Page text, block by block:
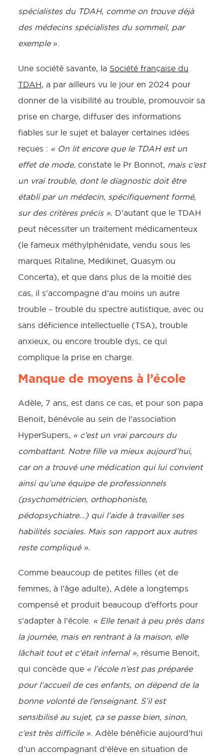
spécialistes du TDAH, comme on trouve déjà
des médecins spécialistes du sommeil, par
exemple ».
Une société savante, la Société française du
TDAH, a par ailleurs vu le jour en 2024 pour
donner de la visibilité au trouble, promouvoir sa
prise en charge, diffuser des informations
fiables sur le sujet et balayer certaines idées
reçues : « On lit encore que le TDAH est un
effet de mode, constate le Pr Bonnot, mais c’est
un vrai trouble, dont le diagnostic doit être
établi par un médecin, spécifiquement formé,
sur des critères précis ». D’autant que le TDAH
peut nécessiter un traitement médicamenteux
(le fameux méthylphénidate, vendu sous les
marques Ritaline, Medikinet, Quasym ou
Concerta), et que dans plus de la moitié des
cas, il s’accompagne d’au moins un autre
trouble – trouble du spectre autistique, avec ou
sans déficience intellectuelle (TSA), trouble
anxieux, ou encore trouble dys, ce qui
complique la prise en charge.
Manque de moyens à l’école
Adèle, 7 ans, est dans ce cas, et pour son papa
Benoit, bénévole au sein de l’association
HyperSupers, « c’est un vrai parcours du
combattant. Notre fille va mieux aujourd’hui,
car on a trouvé une médication qui lui convient
ainsi qu’une équipe de professionnels
(psychométricien, orthophoniste,
pédopsychiatre…) qui l’aide à travailler ses
habilités sociales. Mais son rapport aux autres
reste compliqué ».
Comme beaucoup de petites filles (et de
femmes, à l’âge adulte), Adèle a longtemps
compensé et produit beaucoup d’efforts pour
s’adapter à l’école.
« Elle tenait à peu près dans
la journée, mais en rentrant à la maison, elle
lâchait tout et c’était infernal », résume Benoit,
qui concède que « l’école n’est pas préparée
pour l’accueil de ces enfants, on dépend de la
bonne volonté de l’enseignant. S’il est
sensibilisé au sujet, ça se passe bien, sinon,
c’est très difficile » . Adèle bénéficie aujourd’hui
d’un accompagnant d’élève en situation de